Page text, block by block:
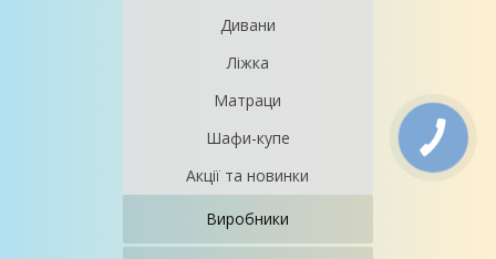
Дивани
Ліжка
Матраци
Шафи-купе
Акції та новинки
Виробники